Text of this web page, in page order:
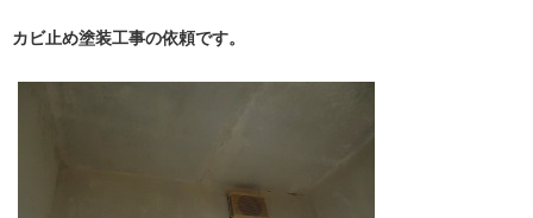
カビ止め塗装工事の依頼です。